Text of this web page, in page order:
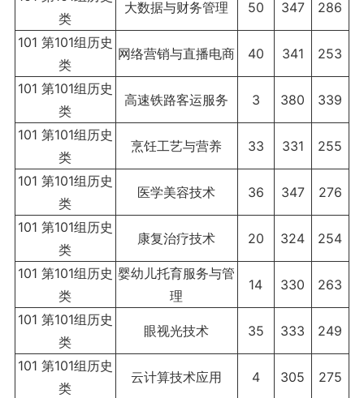
类
大数据与财务管理 50 347 286
101 第101组历史
类
网络营销与直播电商 40 341 253
101 第101组历史
类
高速铁路客运服务 3 380 339
101 第101组历史
类
烹饪工艺与营养 33 331 255
101 第101组历史
类
医学美容技术 36 347 276
101 第101组历史
类
康复治疗技术 20 324 254
101 第101组历史
类
婴幼儿托育服务与管
理
14 330 263
101 第101组历史
类
眼视光技术 35 333 249
101 第101组历史
类
云计算技术应用 4 305 275